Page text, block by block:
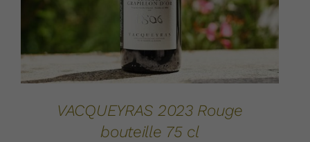
VACQUEYRAS 2023 Rouge
bouteille 75 cl